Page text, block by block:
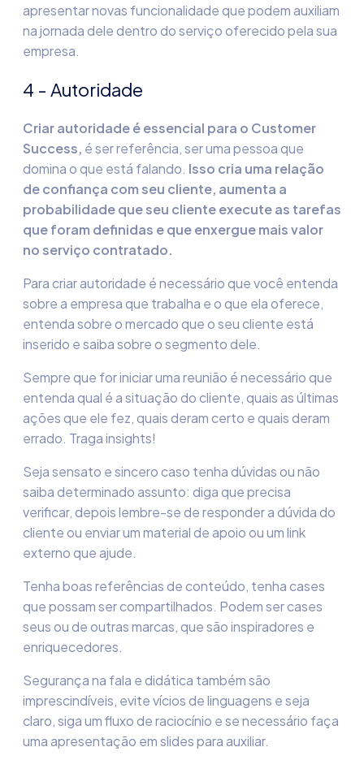
apresentar novas funcionalidade que podem auxiliam
na jornada dele dentro do serviço oferecido pela sua
empresa.
4 - Autoridade
Criar autoridade é essencial para o Customer
Success, é ser referência, ser uma pessoa que
domina o que está falando. Isso cria uma relação
de confiança com seu cliente, aumenta a
probabilidade que seu cliente execute as tarefas
que foram definidas e que enxergue mais valor
no serviço contratado.
Para criar autoridade é necessário que você entenda
sobre a empresa que trabalha e o que ela oferece,
entenda sobre o mercado que o seu cliente está
inserido e saiba sobre o segmento dele.
Sempre que for iniciar uma reunião é necessário que
entenda qual é a situação do cliente, quais as últimas
ações que ele fez, quais deram certo e quais deram
errado. Traga insights!
Seja sensato e sincero caso tenha dúvidas ou não
saiba determinado assunto: diga que precisa
verificar, depois lembre-se de responder a dúvida do
cliente ou enviar um material de apoio ou um link
externo que ajude.
Tenha boas referências de conteúdo, tenha cases
que possam ser compartilhados. Podem ser cases
seus ou de outras marcas, que são inspiradores e
enriquecedores.
Segurança na fala e didática também são
imprescindíveis, evite vícios de linguagens e seja
claro, siga um fluxo de raciocínio e se necessário faça
uma apresentação em slides para auxiliar.